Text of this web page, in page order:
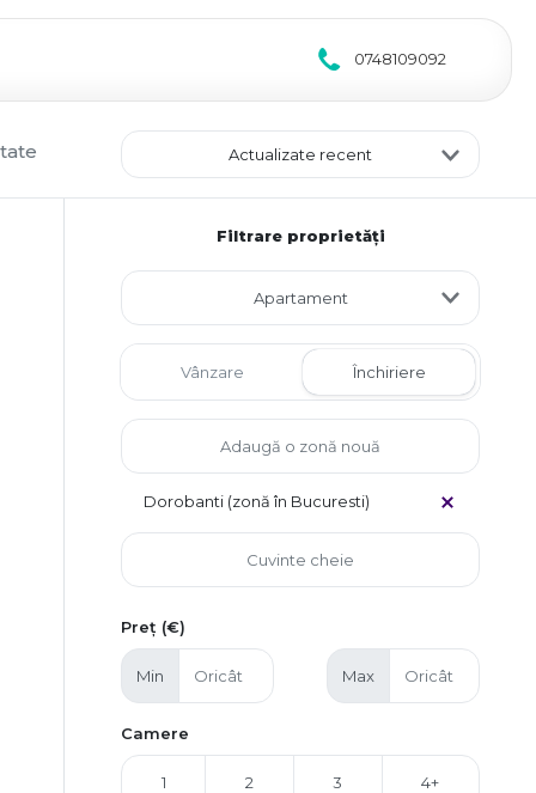
0748109092
Actualizate recent
Filtrare proprietăți
Apartament
Vânzare Închiriere
Dorobanti (zonă în Bucuresti)
Preț (€)
Min Max
Camere
1 2 3 4+